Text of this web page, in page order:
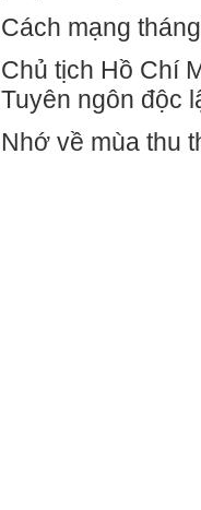
Cách mạng
Chủ tịch Hồ Chí
Tuyên ngôn độc
Nhớ về mùa thu